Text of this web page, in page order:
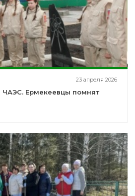
23 апреля 2026
ЧАЭС. Ермекеевцы помнят